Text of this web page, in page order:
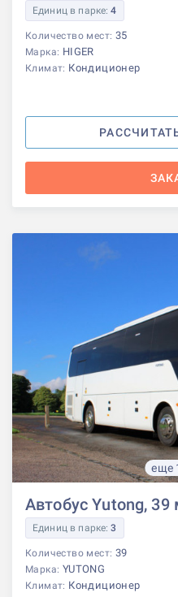
Единиц в парке:4
Количество мест: 35
Марка: HIGER
Климат: Кондиционер
еще
Автобус Yutong, 39
Единиц в парке:3
Количество мест: 39
Марка: YUTONG
Климат: Кондиционер